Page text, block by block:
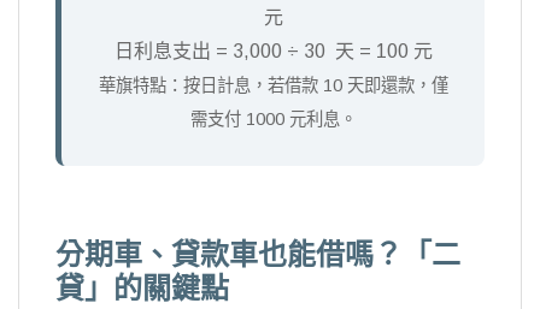
元
日利息支出 = 3,000 ÷ 30 天 = 100 元
華旗特點：按日計息，若借款 10 天即還款，僅
需支付 1000 元利息。
分期車、貸款車也能借嗎？「二
貸」的關鍵點